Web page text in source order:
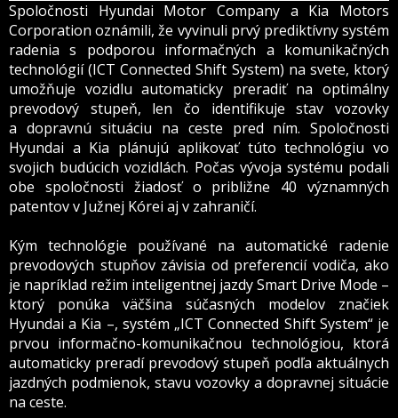
Spoločnosti Hyundai Motor Company a Kia Motors
Corporation oznámili, že vyvinuli prvý prediktívny systém
radenia s podporou informačných a komunikačných
technológií (ICT Connected Shift System) na svete, ktorý
umožňuje vozidlu automaticky preradiť na optimálny
prevodový stupeň, len čo identifikuje stav vozovky
a dopravnú situáciu na ceste pred ním. Spoločnosti
Hyundai a Kia plánujú aplikovať túto technológiu vo
svojich budúcich vozidlách. Počas vývoja systému podali
obe spoločnosti žiadosť o približne 40 významných
patentov v Južnej Kórei aj v zahraničí.
Kým technológie používané na automatické radenie
prevodových stupňov závisia od preferencií vodiča, ako
je napríklad režim inteligentnej jazdy Smart Drive Mode –
ktorý ponúka väčšina súčasných modelov značiek
Hyundai a Kia –, systém „ICT Connected Shift System“ je
prvou informačno-komunikačnou technológiou, ktorá
automaticky preradí prevodový stupeň podľa aktuálnych
jazdných podmienok, stavu vozovky a dopravnej situácie
na ceste.